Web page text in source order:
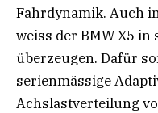
Fahrdynamik. Auch
weiss der BMW X5
überzeugen. Dafür
serienmässige
Achslastverteilung